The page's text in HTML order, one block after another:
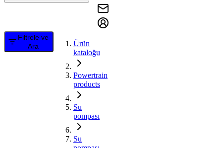
Filtrele ve
Ara
Ürün
kataloğu
Powertrain
products
Su
pompası
Su